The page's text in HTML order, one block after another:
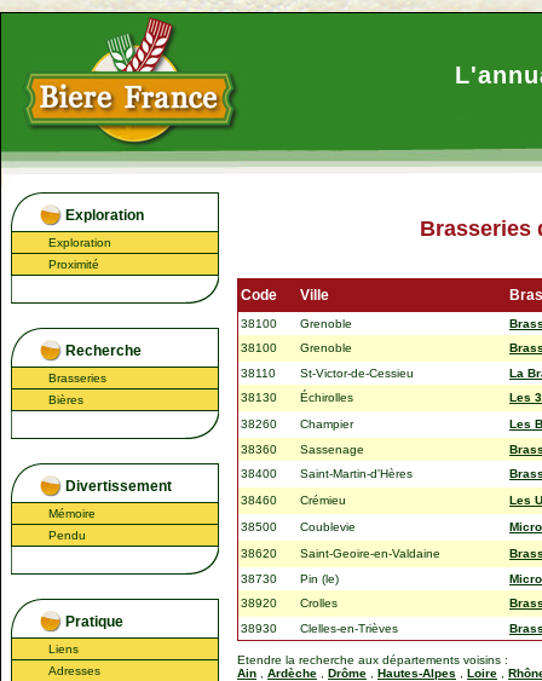
Exploration
Exploration
Proximité
Recherche
Brasseries
Bières
Divertissement
Mémoire
Pendu
Pratique
Liens
Adresses
Brasseries
Code Ville
38100 Grenoble
38100
Grenoble
38110
St-Victor-de-Cessieu
La
38130
Échirolles
Les
38260
Champier
Les
38360
Sassenage
38400
Saint-Martin-d'Hères
38460
Crémieu
Les
38500
Coublevie
38620
Saint-Geoire-en-Valdaine
38730
Pin (le)
38920
Crolles
38930
Clelles-en-Trièves
Etendre la recherche aux départements voisins :
Ain
Ardèche Drôme Hautes-Alpes Loire